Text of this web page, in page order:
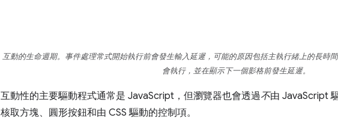
互動的生命週期。事件處理常式開始執行前會發生輸入延遲，可能的原因包括主執行緒上的長時
會執行，並在顯示下一個影格前發生延遲。
互動性的主要驅動程式通常是 JavaScript，但瀏覽器也會透過不由 JavaScript
核取方塊、圓形按鈕和由 CSS 驅動的控制項。